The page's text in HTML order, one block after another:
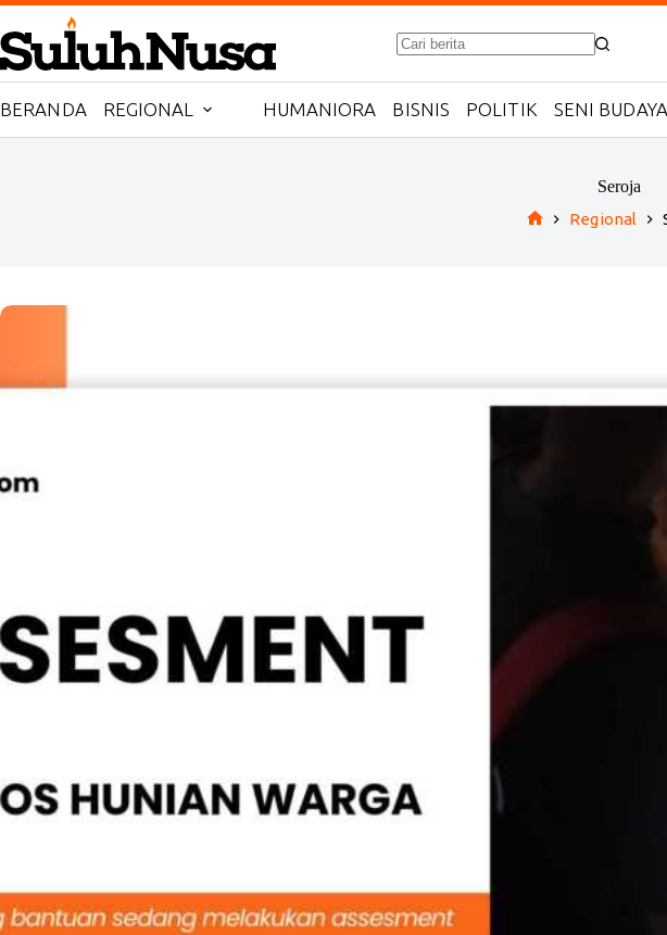
Skip
to
content
No
BERANDA REGIONAL HUMANIORA BISNIS POLITIK SENI BUDAYA
Seroja
Regional